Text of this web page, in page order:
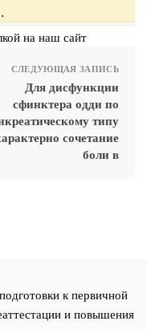
.
на наш сайт
СЛЕДУЮЩАЯ ЗАПИСЬ
Для дисфункции
сфинктера одди по
типу
сочетание
боли в
к первичной
и повышения